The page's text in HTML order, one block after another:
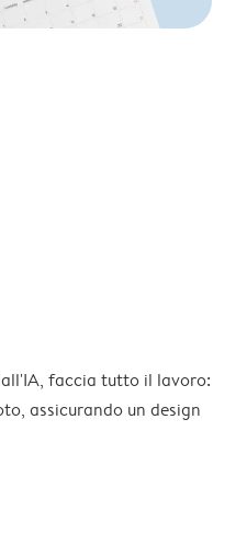
faccia tutto il lavoro:
assicurando un design